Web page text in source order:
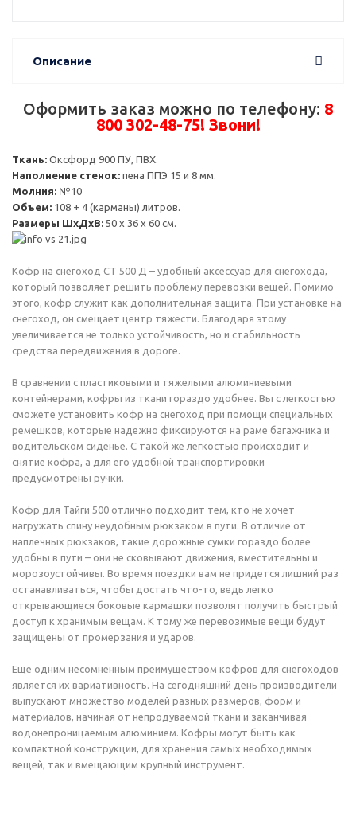
Описание
Оформить заказ можно по телефону: 8
800 302-48-75! Звони!
Ткань: Оксфорд 900 ПУ, ПВХ.
Наполнение стенок: пена ППЭ 15 и 8 мм.
Молния: №10
Объем: 108 + 4 (карманы) литров.
Размеры ШхДхВ: 50 х 36 х 60 см.
Кофр на снегоход СТ 500 Д – удобный аксессуар для снегохода,
который позволяет решить проблему перевозки вещей. Помимо
этого, кофр служит как дополнительная защита. При установке на
снегоход, он смещает центр тяжести. Благодаря этому
увеличивается не только устойчивость, но и стабильность
средства передвижения в дороге.
В сравнении с пластиковыми и тяжелыми алюминиевыми
контейнерами, кофры из ткани гораздо удобнее. Вы с легкостью
сможете установить кофр на снегоход при помощи специальных
ремешков, которые надежно фиксируются на раме багажника и
водительском сиденье. С такой же легкостью происходит и
снятие кофра, а для его удобной транспортировки
предусмотрены ручки.
Кофр для Тайги 500 отлично подходит тем, кто не хочет
нагружать спину неудобным рюкзаком в пути. В отличие от
наплечных рюкзаков, такие дорожные сумки гораздо более
удобны в пути – они не сковывают движения, вместительны и
морозоустойчивы. Во время поездки вам не придется лишний раз
останавливаться, чтобы достать что-то, ведь легко
открывающиеся боковые кармашки позволят получить быстрый
доступ к хранимым вещам. К тому же перевозимые вещи будут
защищены от промерзания и ударов.
Еще одним несомненным преимуществом кофров для снегоходов
является их вариативность. На сегодняшний день производители
выпускают множество моделей разных размеров, форм и
материалов, начиная от непродуваемой ткани и заканчивая
водонепроницаемым алюминием. Кофры могут быть как
компактной конструкции, для хранения самых необходимых
вещей, так и вмещающим крупный инструмент.